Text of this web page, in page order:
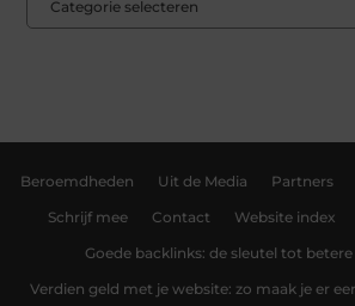
Beroemdheden Uit de Media Partners
Schrijf mee Contact Website index
Goede backlinks: de sleutel tot
Verdien geld met je website: zo maak je er